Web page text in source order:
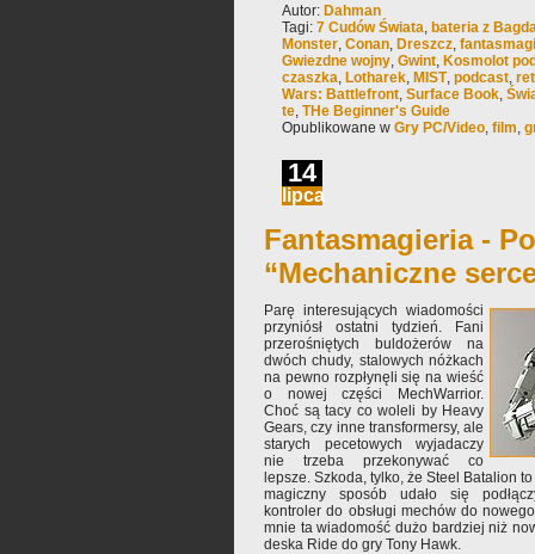
Autor: Dahman
Tagi: 7 Cudów Świata bateria z
Monster Conan Dreszcz
Gwiezdne wojny Gwint Kosmolot
czaszka Lotharek MIST, podcast
Wars: Battlefront Surface Book
te THe Beginner's Guide
Opublikowane w Gry PC/Video film
14
lipca
Fantasmagieria -
“Mechaniczne
Parę interesujących wiadomości
przyniósł ostatni tydzień. Fani
przerośniętych buldożerów na
dwóch chudy, stalowych nóżkach
na pewno rozpłynęli się na wieść
o nowej części MechWarrior.
Choć są tacy co woleli by Heavy
Gears, czy inne transformersy, ale
starych pecetowych wyjadaczy
nie trzeba przekonywać co
lepsze. Szkoda, tylko, że Steel Batalion
magiczny sposób udało się
kontroler do obsługi mechów do
mnie ta wiadomość dużo bardziej niż
deska Ride do gry Tony Hawk.